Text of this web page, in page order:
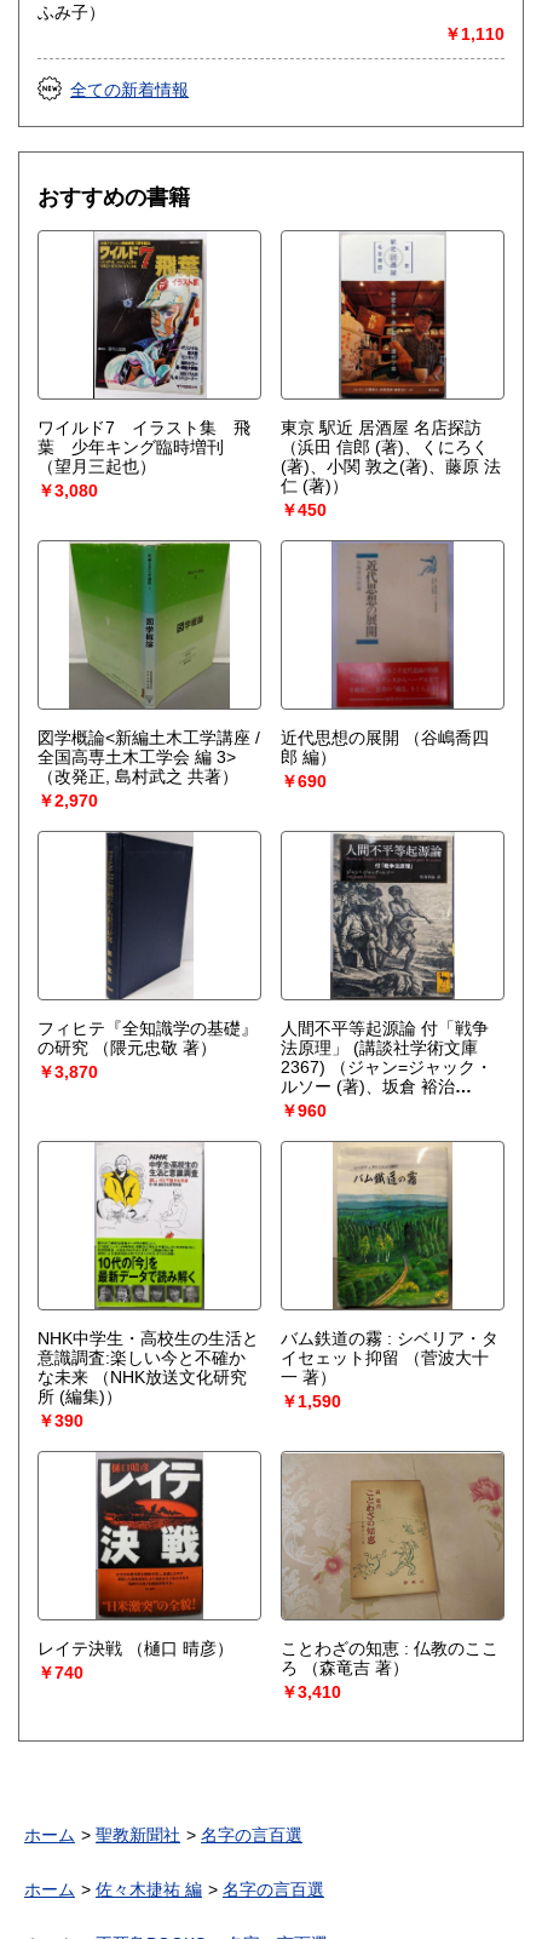
ふみ子）
￥1,110
全ての新着情報
おすすめの書籍
ワイルド7 イラスト集 飛
葉 少年キング臨時増刊
（望月三起也）
￥3,080
東京 駅近 居酒屋 名店探訪
（浜田 信郎 (著)、くにろく
(著)、小関 敦之(著)、藤原 法
仁 (著)）
￥450
図学概論<新編土木工学講座 /
全国高専土木工学会 編 3>
（改発正, 島村武之 共著）
￥2,970
近代思想の展開
（谷嶋喬四
郎 編）
￥690
フィヒテ『全知識学の基礎』
の研究
（隈元忠敬 著）
￥3,870
人間不平等起源論 付「戦争
法原理」 (講談社学術文庫
2367)
（ジャン=ジャック・
ルソー (著)、坂倉 裕治
(訳)）
￥960
NHK中学生・高校生の生活と
意識調査:楽しい今と不確か
な未来
（NHK放送文化研究
所 (編集)）
￥390
バム鉄道の霧 : シベリア・タ
イセェット抑留
（菅波大十
一 著）
￥1,590
レイテ決戦
（樋口 晴彦）
￥740
ことわざの知恵 : 仏教のここ
ろ
（森竜吉 著）
￥3,410
ホーム 聖教新聞社 名字の言百選
ホーム 佐々木捷祐 編 名字の言百選